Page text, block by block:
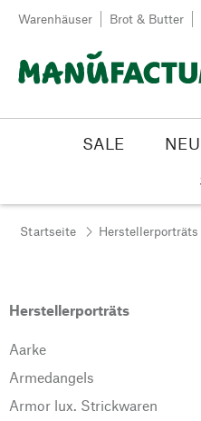
Zum Inhalt springen
Warenhäuser Brot & Butter
SALE NEU
Startseite Herstellerporträts
Herstellerporträts
Aarke
Armedangels
Armor lux. Strickwaren